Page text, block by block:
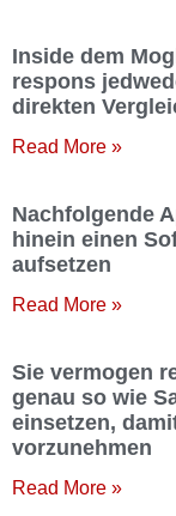
Inside dem
respons
direkten
Read More »
Nachfolgende
hinein einen
aufsetzen
Read More »
Sie vermogen
genau so wie
einsetzen,
vorzunehmen
Read More »